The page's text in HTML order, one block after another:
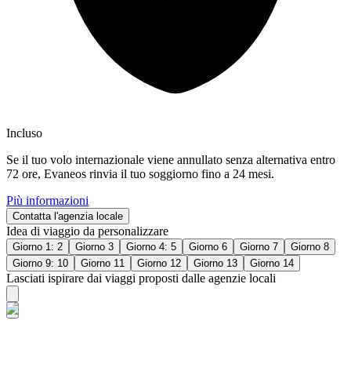
Incluso
Se il tuo volo internazionale viene annullato senza alternativa entro
72 ore, Evaneos rinvia il tuo soggiorno fino a 24 mesi.
Più informazioni
Contatta l'agenzia locale
Idea di viaggio da personalizzare
Giorno 1: 2 Giorno 3 Giorno 4: 5 Giorno 6 Giorno 7
Giorno 8
Giorno 9: 10
Giorno 11 Giorno 12 Giorno 13 Giorno 14
Lasciati ispirare dai viaggi proposti dalle agenzie locali